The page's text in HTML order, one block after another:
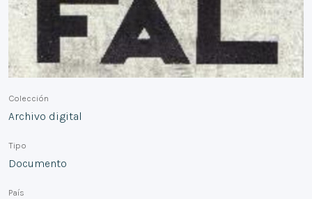
Colección
Archivo digital
Tipo
Documento
País